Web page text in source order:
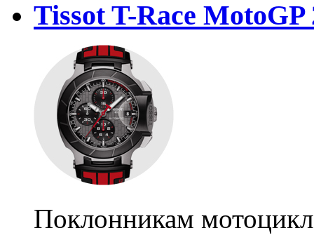
Tissot T-Race MotoGP
Поклонникам